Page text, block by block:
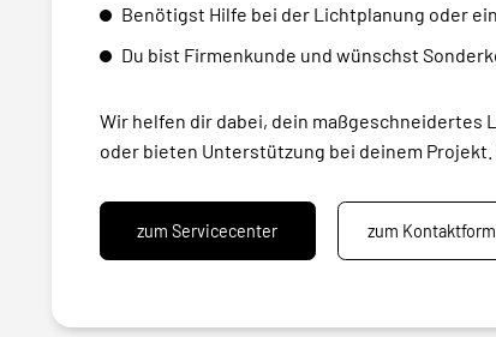
Benötigst Hilfe bei der Lichtplanung oder
Du bist Firmenkunde und wünschst
Wir helfen dir dabei, dein maßgeschneidertes
oder bieten Unterstützung bei deinem Projekt.
zum Servicecenter zum